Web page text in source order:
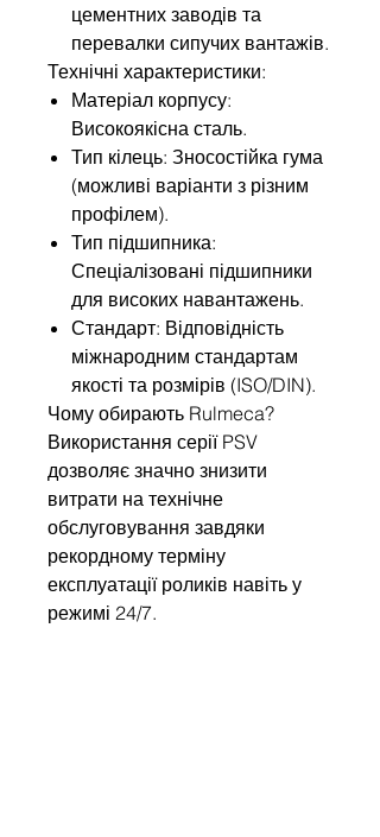
цементних заводів та
перевалки сипучих вантажів.
Технічні характеристики:
Матеріал корпусу:
Високоякісна сталь.
Тип кілець: Зносостійка гума
(можливі варіанти з різним
профілем).
Тип підшипника:
Спеціалізовані підшипники
для високих навантажень.
Стандарт: Відповідність
міжнародним стандартам
якості та розмірів (ISO/DIN).
Чому обирають Rulmeca?
Використання серії PSV
дозволяє значно знизити
витрати на технічне
обслуговування завдяки
рекордному терміну
експлуатації роликів навіть у
режимі 24/7.